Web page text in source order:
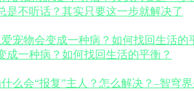
是不听话？其实只要这一步就解决了
成一种病？如何找回生活的平衡？